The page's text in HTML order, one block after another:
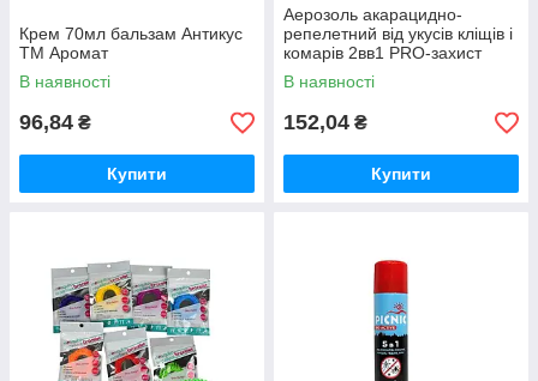
Крем 70мл бальзам Антикус
ТМ Аромат
В наявності
96,84 ₴
Купити
Аерозоль акарацидно-
репелетний від укусів кліщів і
комарів 2вв1 PRO-захист
EXTREME 150мл ТМ
КОСМО-ХИМ
В наявності
152,04 ₴
Купити